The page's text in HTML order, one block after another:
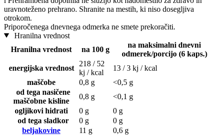
uravnoteženo prehrano. Shranite na mestih, ki niso dosegljiva
otrokom.
Priporočenega dnevnega odmerka ne smete prekoračiti.
Hranilna vrednost
Hranilna vrednost
na 100 g
na maksimalni dnevni
odmerek/porcijo (6 kaps.)
energijska vrednost
218 / 52
kj / kcal
13 / 3 kj / kcal
maščobe
0,8 g
<0,5 g
od tega nasičene
maščobne kisline
0,8 g
<0,1 g
ogljikovi hidrati
0 g
0 g
od tega sladkor
0 g
0 g
beljakovine
11 g
0,6 g